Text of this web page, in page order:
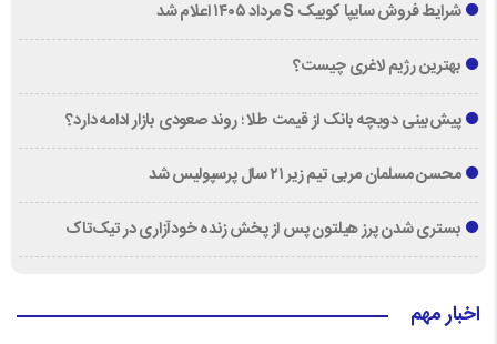
شرایط فروش سایپا کوییک S مرداد ۱۴۰۵ اعلام شد
بهترین رژیم لاغری چیست؟
پیش‌بینی دویچه‌ بانک از قیمت طلا ؛ روند صعودی بازار ادامه دارد؟
محسن مسلمان مربی تیم زیر ۲۱ سال پرسپولیس شد
بستری شدن پرز هیلتون پس از پخش زنده خودآزاری در تیک‌تاک
اخبار مهم